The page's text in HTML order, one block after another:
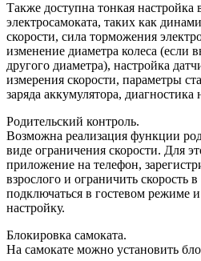
Также доступна тонкая настройка
электросамоката, таких как
скорости, сила торможения
изменение диаметра колеса (если
другого диаметра), настройка
измерения скорости, параметры
заряда аккумулятора, диагностика
Родительский контроль.
Возможна реализация функции
виде ограничения скорости. Для
приложение на телефон,
взрослого и ограничить скорость
подключаться в гостевом режиме
настройку.
Блокировка самоката.
На самокате можно установить